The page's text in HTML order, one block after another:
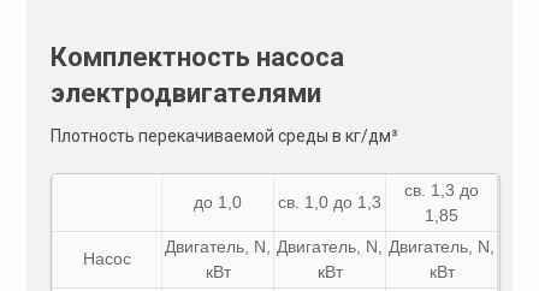
Комплектность насоса
электродвигателями
Плотность перекачиваемой среды в кг/дм³
до 1,0 св. 1,0 до 1,3
св. 1,3 до
1,85
Насос
Двигатель, N
кВт
Двигатель, N
кВт
Двигатель, N
кВт